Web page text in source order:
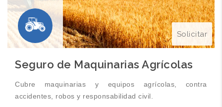
Solicitar
Seguro de Maquinarias Agrícolas
Cubre maquinarias y equipos agrícolas, contra
accidentes, robos y responsabilidad civil.